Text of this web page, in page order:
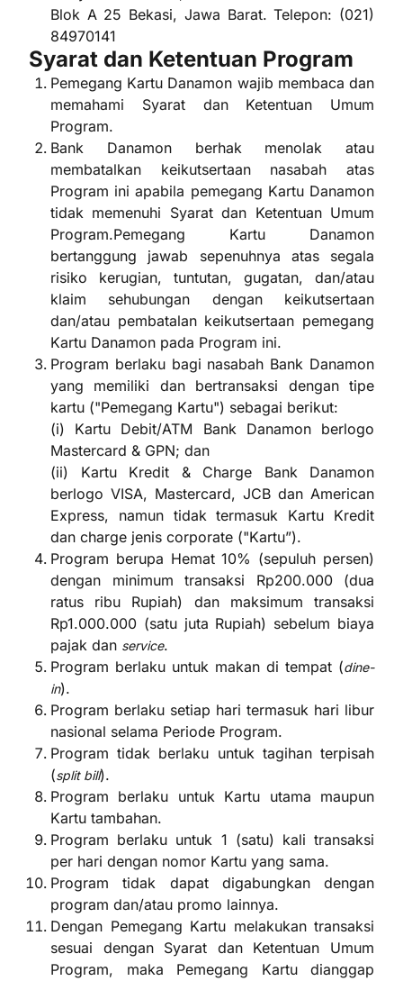
Blok A 25 Bekasi, Jawa Barat. Telepon: (021)
84970141
Syarat dan Ketentuan Program
Pemegang Kartu Danamon wajib membaca dan
memahami Syarat dan Ketentuan Umum
Program.
Bank Danamon berhak menolak atau
membatalkan keikutsertaan nasabah atas
Program ini apabila pemegang Kartu Danamon
tidak memenuhi Syarat dan Ketentuan Umum
Program.Pemegang Kartu Danamon
bertanggung jawab sepenuhnya atas segala
risiko kerugian, tuntutan, gugatan, dan/atau
klaim sehubungan dengan keikutsertaan
dan/atau pembatalan keikutsertaan pemegang
Kartu Danamon pada Program ini.
Program berlaku bagi nasabah Bank Danamon
yang memiliki dan bertransaksi dengan tipe
kartu ("Pemegang Kartu") sebagai berikut:
(i) Kartu Debit/ATM Bank Danamon berlogo
Mastercard & GPN; dan
(ii) Kartu Kredit & Charge Bank Danamon
berlogo VISA, Mastercard, JCB dan American
Express, namun tidak termasuk Kartu Kredit
dan charge jenis corporate ("Kartu”).
Program berupa Hemat 10% (sepuluh persen)
dengan minimum transaksi Rp200.000 (dua
ratus ribu Rupiah) dan maksimum transaksi
Rp1.000.000 (satu juta Rupiah) sebelum biaya
pajak dan service.
Program berlaku untuk makan di tempat (dine-
in).
Program berlaku setiap hari termasuk hari libur
nasional selama Periode Program.
Program tidak berlaku untuk tagihan terpisah
(split bill).
Program berlaku untuk Kartu utama maupun
Kartu tambahan.
Program berlaku untuk 1 (satu) kali transaksi
per hari dengan nomor Kartu yang sama.
Program tidak dapat digabungkan dengan
program dan/atau promo lainnya.
Dengan Pemegang Kartu melakukan transaksi
sesuai dengan Syarat dan Ketentuan Umum
Program, maka Pemegang Kartu dianggap